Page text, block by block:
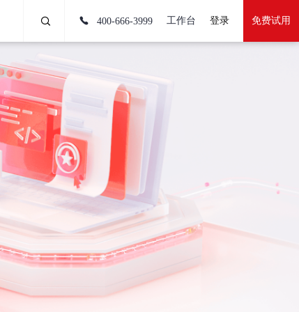
400-666-3999 工作台 登录 免费试用